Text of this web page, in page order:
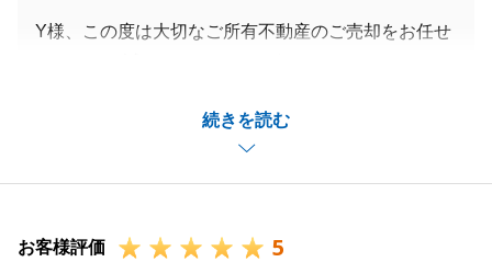
続きを読む
Y様、この度は大切なご所有不動産のご売却をお任せ
お陰様でスピーディーかつご希望価格以上でのご成約
に至ることが出来ました。
になりました。
お客様評価 5